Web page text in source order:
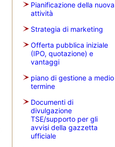
Pianificazione della nuova
attività
Strategia di marketing
Offerta pubblica iniziale
(IPO, quotazione) e
vantaggi
piano di gestione a medio
termine
Documenti di
divulgazione
TSE/supporto per gli
avvisi della gazzetta
ufficiale